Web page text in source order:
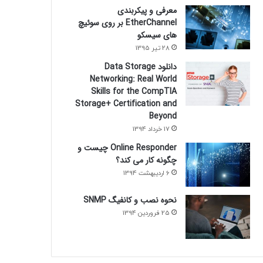
معرفی و پیکربندی
EtherChannel بر روی سوئیچ
های سیسکو
28 تیر 1395
دانلود Data Storage
Networking: Real World
Skills for the CompTIA
Storage+ Certification and
Beyond
17 خرداد 1394
Online Responder چیست و
چگونه کار می کند؟
6 اردیبهشت 1394
نحوه نصب و کانفیگ SNMP
25 فروردین 1394